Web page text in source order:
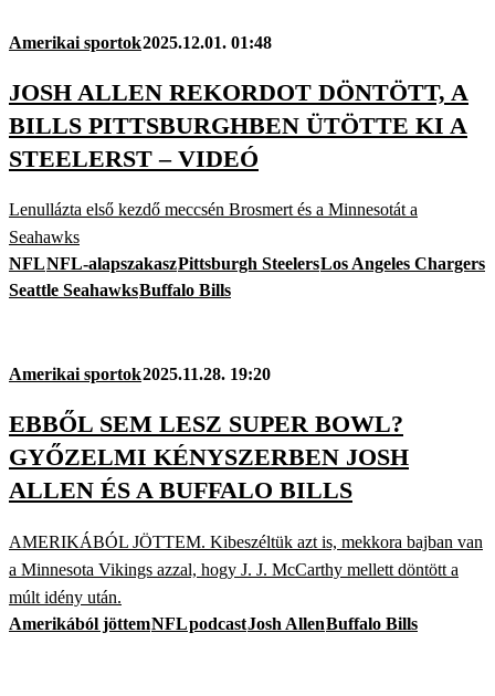
Amerikai sportok2025.12.01. 01:48
JOSH ALLEN REKORDOT DÖNTÖTT, A
BILLS PITTSBURGHBEN ÜTÖTTE KI A
STEELERST – VIDEÓ
Lenullázta első kezdő meccsén Brosmert és a Minnesotát a
Seahawks
NFLNFL-alapszakaszPittsburgh SteelersLos Angeles Chargers
Seattle SeahawksBuffalo Bills
Amerikai sportok2025.11.28. 19:20
EBBŐL SEM LESZ SUPER BOWL?
GYŐZELMI KÉNYSZERBEN JOSH
ALLEN ÉS A BUFFALO BILLS
AMERIKÁBÓL JÖTTEM. Kibeszéltük azt is, mekkora bajban van
a Minnesota Vikings azzal, hogy J. J. McCarthy mellett döntött a
múlt idény után.
Amerikából jöttemNFLpodcastJosh AllenBuffalo Bills